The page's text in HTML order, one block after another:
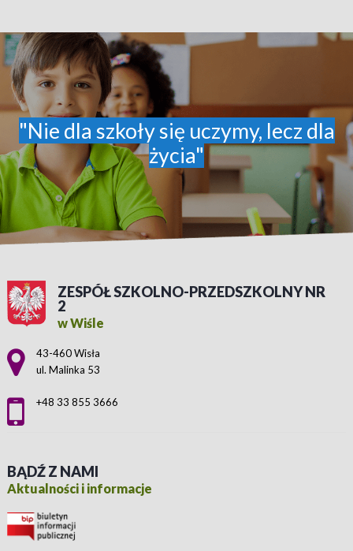
"Nie dla szkoły się uczymy, lecz dla
życia"
ZESPÓŁ SZKOLNO-PRZEDSZKOLNY NR
2
w Wiśle
Adres pocztowy:
43-460 Wisła
ul. Malinka 53
+48 33 855 3666
BĄDŹ Z NAMI
Aktualności i informacje